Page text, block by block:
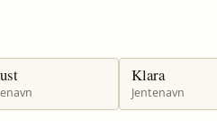
Klara
Jentenavn